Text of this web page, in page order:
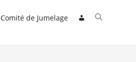
Comité de Jumelage Toggle